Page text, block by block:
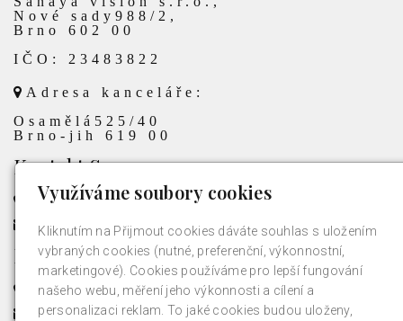
Nové sady988/2,
Brno 602 00
IČO: 23483822
Adresa kanceláře:
Osamělá525/40
Brno-jih 619 00
Kontakt Sanaya
+420 725 004 728
info@sanaya.cz
Kontakt jednatelka společnosti
+420 725 004 728
veronika.smyk@sanaya.cz
Využíváme soubory cookies
Kliknutím na Přijmout cookies dáváte souhlas s uložením
vybraných cookies (nutné, preferenční, výkonnostní,
marketingové). Cookies používáme pro lepší fungování
našeho webu, měření jeho výkonnosti a cílení a
personalizaci reklam. To jaké cookies budou uloženy,